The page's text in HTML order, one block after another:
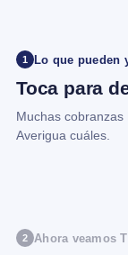
1 Lo que pueden
Toca para
Muchas cobranzas
Averigua cuáles.
2 Ahora veamos